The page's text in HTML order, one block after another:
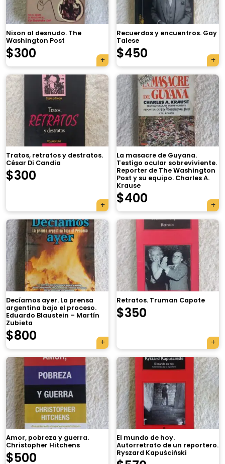
Nixon al desnudo. The
Washington Post
$300
Recuerdos y encuentros. Gay
Talese
$450
Tratos, retratos y destratos.
César Di Candia
$300
La masacre de Guyana.
Testigo ocular sobreviviente.
Reporter de The Washington
Post y su equipo. Charles A.
Krause
$400
Decíamos ayer. La prensa
argentina bajo el proceso.
Eduardo Blaustein – Martín
Zubieta
$800
Retratos. Truman Capote
$350
Amor, pobreza y guerra.
Christopher Hitchens
$500
El mundo de hoy.
Autorretrato de un reportero.
Ryszard Kapuściński
×